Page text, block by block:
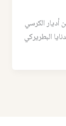
الكرسي
البطريركي